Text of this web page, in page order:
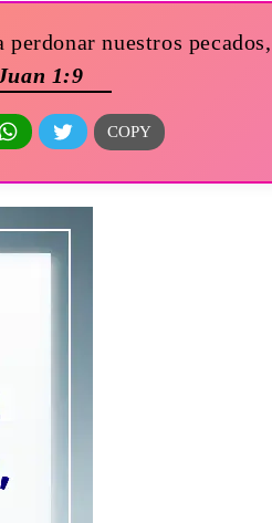
nuestros
1:9